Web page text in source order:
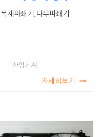
목재파쇄기,나무파쇄기
산업기계
자세히보기